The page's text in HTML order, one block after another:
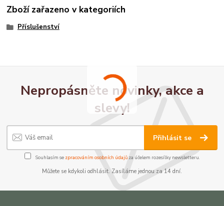
Zboží zařazeno v kategoriích
Příslušenství
Nepropásněte novinky, akce a
slevy!
Přihlásit se
Souhlasím se zpracováním osobních údajůza účelem rozesílky newsletteru.
Můžete se kdykoli odhlásit. Zasíláme jednou za 14 dní.